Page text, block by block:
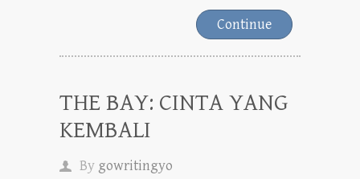
Continue
THE BAY: CINTA YANG
KEMBALI
By gowritingyo